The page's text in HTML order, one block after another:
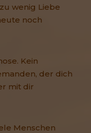
wenig Liebe
noch
Kein
der dich
mit dir
Menschen